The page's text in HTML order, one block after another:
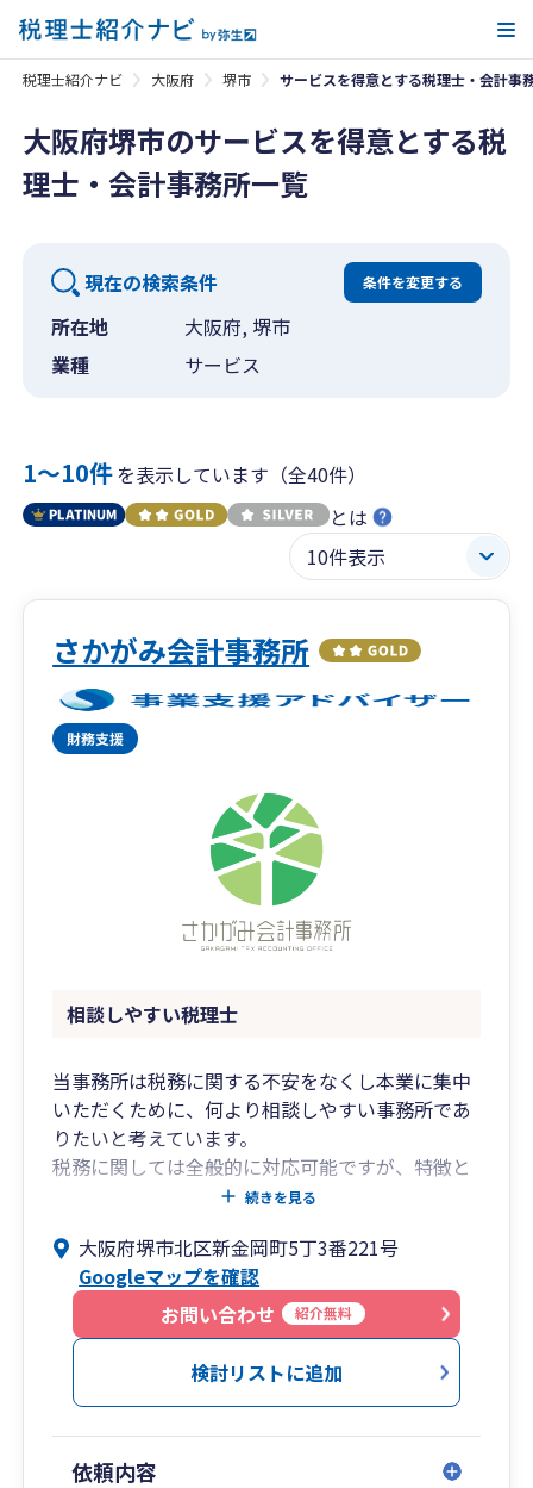
税理士紹介ナビ 大阪府 堺市 サービスを得意とする税理士・会計事
大阪府堺市のサービスを得意とする税
理士・会計事務所一覧
現在の検索条件 条件を変更する
所在地
大阪府, 堺市
業種
サービス
1〜10件を表示しています（全40件）
とは
さかがみ会計事務所
相談しやすい税理士
当事務所は税務に関する不安をなくし本業に集中
いただくために、何より相談しやすい事務所であ
りたいと考えています。
税務に関しては全般的に対応可能ですが、特徴と
しては起業された方や法人設立を検討されている
ていただいています。
最近であればインボイスや電子帳簿保存法の対応
や、それ以外にも相続対策等もご相談いただけま
初回相談無料とさせていただいていますので、税
続きを見る
大阪府堺市北区新金岡町5丁3番221号
Googleマップを確認
お問い合わせ
紹介無料
検討リストに追加
依頼内容